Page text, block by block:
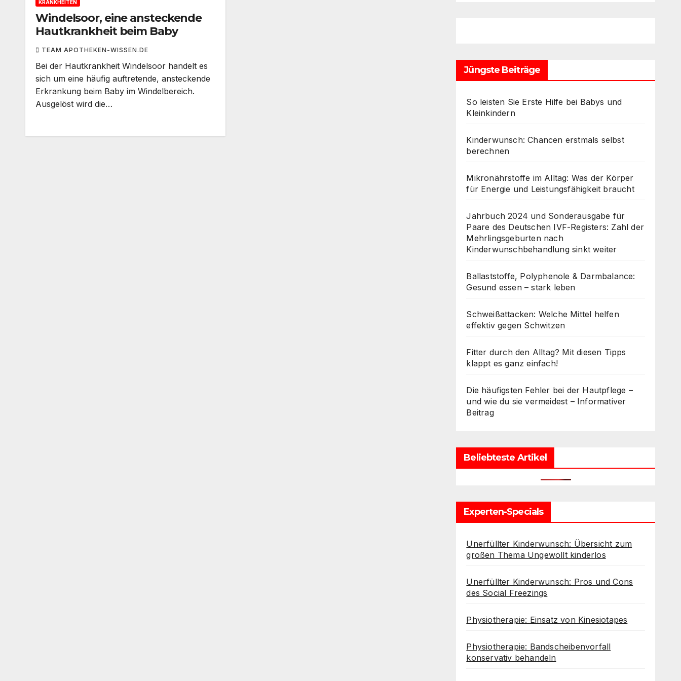
KRANKHEITEN
Windelsoor, eine ansteckende
Hautkrankheit beim Baby
TEAM APOTHEKEN-WISSEN.DE
Bei der Hautkrankheit Windelsoor handelt es
sich um eine häufig auftretende, ansteckende
Erkrankung beim Baby im Windelbereich.
Ausgelöst wird die…
Jüngste Beiträge
So leisten Sie Erste Hilfe bei Babys und
Kleinkindern
Kinderwunsch: Chancen erstmals selbst
berechnen
Mikronährstoffe im Alltag: Was der Körper
für Energie und Leistungsfähigkeit braucht
Jahrbuch 2024 und Sonderausgabe für
Paare des Deutschen IVF-Registers: Zahl der
Mehrlingsgeburten nach
Kinderwunschbehandlung sinkt weiter
Ballaststoffe, Polyphenole & Darmbalance:
Gesund essen – stark leben
Schweißattacken: Welche Mittel helfen
effektiv gegen Schwitzen
Fitter durch den Alltag? Mit diesen Tipps
klappt es ganz einfach!
Die häufigsten Fehler bei der Hautpflege –
und wie du sie vermeidest – Informativer
Beitrag
Beliebteste Artikel
Experten-Specials
Unerfüllter Kinderwunsch: Übersicht zum
großen Thema Ungewollt kinderlos
Unerfüllter Kinderwunsch: Pros und Cons
des Social Freezings
Physiotherapie: Einsatz von Kinesiotapes
Physiotherapie: Bandscheibenvorfall
konservativ behandeln